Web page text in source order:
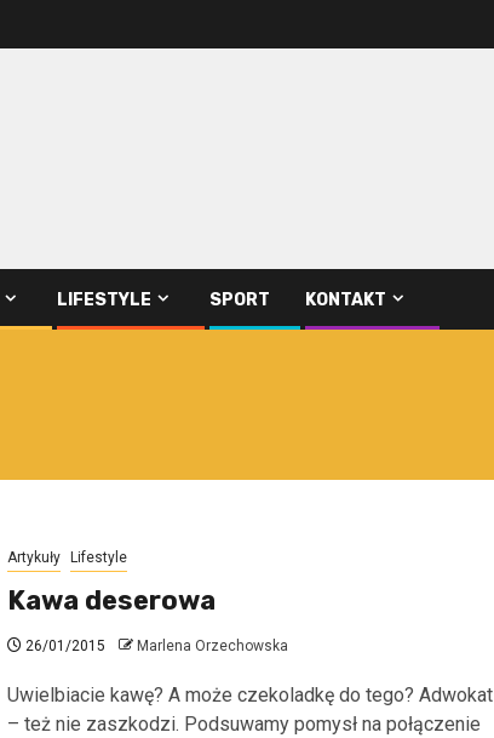
LIFESTYLE SPORT KONTAKT
Artykuły Lifestyle
Kawa deserowa
26/01/2015 Marlena Orzechowska
Uwielbiacie kawę? A może czekoladkę do tego? Adwokat
– też nie zaszkodzi. Podsuwamy pomysł na połączenie